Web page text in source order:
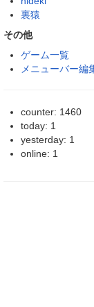
裏猿
その他
ゲーム一覧
メニューバー編
counter: 1460
today: 1
yesterday: 1
online: 1